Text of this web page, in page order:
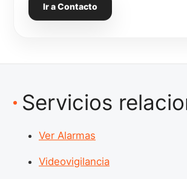
Ir a Contacto
Servicios
Ver Alarmas
Videovigilancia